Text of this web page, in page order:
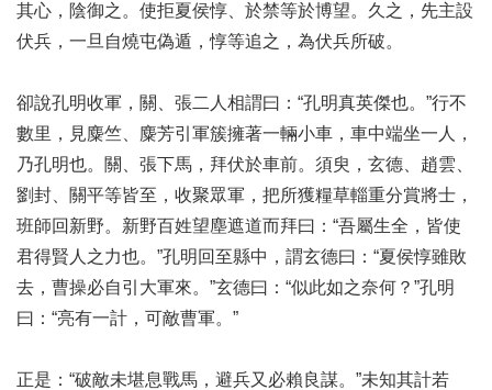
其心，陰御之。使拒夏侯惇、於禁等於博望。久之，先主設
伏兵，一旦自燒屯偽遁，惇等追之，為伏兵所破。
卻說孔明收軍，關、張二人相謂曰：“孔明真英傑也。”行不
數里，見麋竺、麋芳引軍簇擁著一輛小車，車中端坐一人，
乃孔明也。關、張下馬，拜伏於車前。須臾，玄德、趙雲、
劉封、關平等皆至，收聚眾軍，把所獲糧草輜重分賞將士，
班師回新野。新野百姓望塵遮道而拜曰：“吾屬生全，皆使
君得賢人之力也。”孔明回至縣中，謂玄德曰：“夏侯惇雖敗
去，曹操必自引大軍來。”玄德曰：“似此如之奈何？”孔明
曰：“亮有一計，可敵曹軍。”
正是：“破敵未堪息戰馬，避兵又必賴良謀。”未知其計若